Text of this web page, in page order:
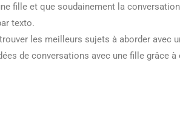
fille et que soudainement la
texto.
les meilleurs sujets à aborder avec
de conversations avec une fille grâce à